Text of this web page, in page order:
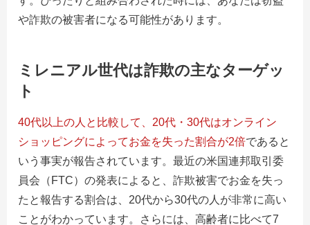
や詐欺の被害者になる可能性があります。
ミレニアル世代は詐欺の主なターゲッ
ト
40代以上の人と比較して、20代・30代はオンライン
ショッピングによってお金を失った割合が2倍であると
いう事実が報告されています。最近の米国連邦取引委
員会（FTC）の発表によると、詐欺被害でお金を失っ
たと報告する割合は、20代から30代の人が非常に高い
ことがわかっています。さらには、高齢者に比べて7